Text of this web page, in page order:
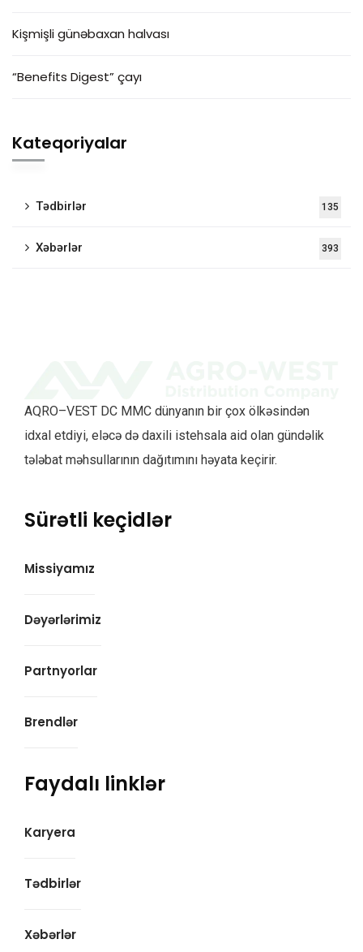
Kişmişli günəbaxan halvası
“Benefits Digest” çayı
Kateqoriyalar
Tədbirlər 135
Xəbərlər 393
AQRO–VEST DC MMC dünyanın bir çox ölkəsindən
idxal etdiyi, eləcə də daxili istehsala aid olan gündəlik
tələbat məhsullarının dağıtımını həyata keçirir.
Sürətli keçidlər
Missiyamız
Dəyərlərimiz
Partnyorlar
Brendlər
Faydalı linklər
Karyera
Tədbirlər
Xəbərlər